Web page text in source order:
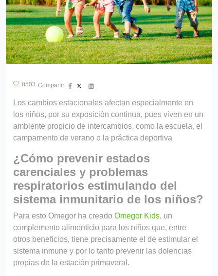
?>
8503 Compartir:
Los cambios estacionales afectan especialmente en
los niños, por su exposición continua, pues viven en un
ambiente propicio de intercambios, como la escuela, el
campamento de verano o la práctica deportiva
¿Cómo prevenir estados
carenciales y problemas
respiratorios estimulando del
sistema inmunitario de los niños?
Para esto Omegor ha creado Omegor Kids, un
complemento alimenticio para los niños que, entre
otros beneficios, tiene precisamente el de estimular el
sistema inmune y por lo tanto prevenir las dolencias
propias de la estación primaveral.